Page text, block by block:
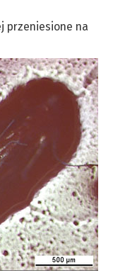
przeniesione na